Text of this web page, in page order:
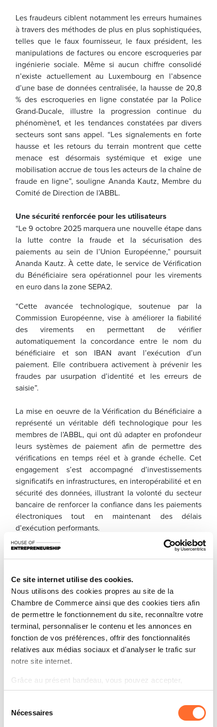
Ce site internet utilise des cookies.
Nous utilisons des cookies propres au site de la
Chambre de Commerce ainsi que des cookies tiers afin
de permettre le fonctionnement du site, reconnaître votre
terminal, personnaliser le contenu et les annonces en
fonction de vos préférences, offrir des fonctionnalités
relatives aux médias sociaux et d'analyser le trafic sur
notre site internet.
Grâce au présent bandeau, vous pouvez accepter,
refuser ou configurer les cookies selon vos préférences,
à l’exception des cookies strictement nécessaires au
fonctionnement du site. Une description des différents
Nécessaires
Les fraudeurs ciblent notamment les erreurs humaines
à travers des méthodes de plus en plus sophistiquées,
telles que le faux fournisseur, le faux président, les
manipulations de factures ou encore escroqueries par
ingénierie sociale. Même si aucun chiffre consolidé
n’existe actuellement au Luxembourg en l’absence
d’une base de données centralisée, la hausse de 20,8
% des escroqueries en ligne constatée par la Police
Grand-Ducale, illustre la progression continue du
phénomène1, et les tendances constatées par divers
secteurs sont sans appel. “Les signalements en forte
hausse et les retours du terrain montrent que cette
menace est désormais systémique et exige une
mobilisation accrue de tous les acteurs de la chaîne de
fraude en ligne”, souligne Ananda Kautz, Membre du
Comité de Direction de l’ABBL.
Une sécurité renforcée pour les utilisateurs
“Le 9 octobre 2025 marquera une nouvelle étape dans
la lutte contre la fraude et la sécurisation des
paiements au sein de l’Union Européenne,” poursuit
Ananda Kautz. À cette date, le service de Vérification
du Bénéficiaire sera opérationnel pour les virements
en euro dans la zone SEPA2.
“Cette avancée technologique, soutenue par la
Commission Européenne, vise à améliorer la fiabilité
des virements en permettant de vérifier
automatiquement la concordance entre le nom du
bénéficiaire et son IBAN avant l’exécution d’un
paiement. Elle contribuera activement à prévenir les
fraudes par usurpation d’identité et les erreurs de
saisie”.
La mise en oeuvre de la Vérification du Bénéficiaire a
représenté un véritable défi technologique pour les
membres de l’ABBL, qui ont dû adapter en profondeur
leurs systèmes de paiement afin de permettre des
vérifications en temps réel et à grande échelle. Cet
engagement s’est accompagné d’investissements
significatifs en infrastructures, en interopérabilité et en
sécurité des données, illustrant la volonté du secteur
bancaire de renforcer la confiance dans les paiements
électroniques tout en maintenant des délais
d’exécution performants.
La Vérification du Bénéficiaire en pratique
Bénéficiaire, les utilisateurs recevront à chaque
virement un message du type suivant :
Match : les données correspondent — le
virement peut être confirmé sans
modification.
Close Match : correspondance partielle —
une suggestion de nom est proposée.
No Match : les données ne correspondent
pas — une alerte s’affiche, incitant à une
Verification not possible : le service de